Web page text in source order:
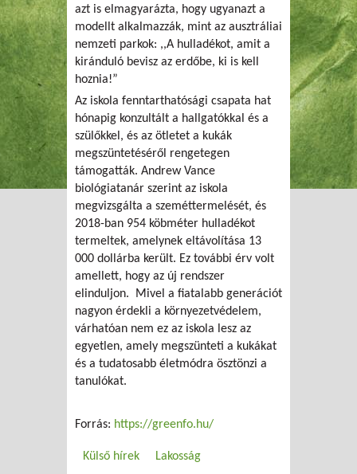
azt is elmagyarázta, hogy ugyanazt a
modellt alkalmazzák, mint az ausztráliai
nemzeti parkok: ,,A hulladékot, amit a
kiránduló bevisz az erdőbe, ki is kell
hoznia!”
Az iskola fenntarthatósági csapata hat
hónapig konzultált a hallgatókkal és a
szülőkkel, és az ötletet a kukák
megszüntetéséről rengetegen
támogatták. Andrew Vance
biológiatanár szerint az iskola
megvizsgálta a szeméttermelését, és
2018-ban 954 köbméter hulladékot
termeltek, amelynek eltávolítása 13
000 dollárba került. Ez további érv volt
amellett, hogy az új rendszer
elinduljon. Mivel a fiatalabb generációt
nagyon érdekli a környezetvédelem,
várhatóan nem ez az iskola lesz az
egyetlen, amely megszünteti a kukákat
és a tudatosabb életmódra ösztönzi a
tanulókat.
Forrás: https://greenfo.hu/
Külső hírek Lakosság